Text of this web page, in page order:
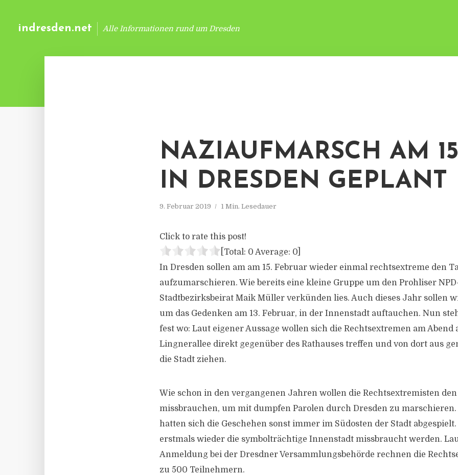
indresden.net Alle Informationen rund um Dresden
NAZIAUFMARSCH AM
IN DRESDEN GEPLANT
9. Februar 2019 1 Min. Lesedauer
Click to rate this post!
[Total: 0 Average: 0
In Dresden sollen am am 15. Februar wieder einmal rechtsextreme den
aufzumarschieren. Wie bereits eine kleine Gruppe um den Prohliser
Stadtbezirksbeirat Maik Müller verkünden lies. Auch dieses Jahr sollen
um das Gedenken am 13. Februar, in der Innenstadt auftauchen. Nun
fest wo: Laut eigener Aussage wollen sich die Rechtsextremen am Abend
Lingnerallee direkt gegenüber des Rathauses treffen und von dort aus
die Stadt ziehen.
Wie schon in den vergangenen Jahren wollen die Rechtsextremisten
missbrauchen, um mit dumpfen Parolen durch Dresden zu
hatten sich die Geschehen sonst immer im Südosten der Stadt
erstmals wieder die symbolträchtige Innenstadt missbraucht werden.
Anmeldung bei der Dresdner Versammlungsbehörde rechnen die
zu 500 Teilnehmern.